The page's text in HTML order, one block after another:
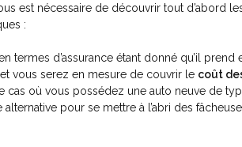
est nécessaire de découvrir tout d’abord
:
termes d’assurance étant donné qu’il prend
vous serez en mesure de couvrir le coût
cas où vous possédez une auto neuve de
pour se mettre à l’abri des